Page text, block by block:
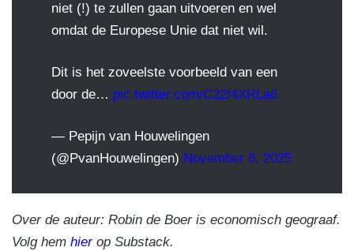
niet (!) te zullen gaan uitvoeren en wel
omdat de Europese Unie dat niet wil.
Dit is het zoveelste voorbeeld van een
door de… pic.twitter.com/C22f4XRLa6
— Pepijn van Houwelingen
(@PvanHouwelingen) November 6, 2025
Over de auteur: Robin de Boer is economisch geograaf.
Volg hem hierop Substack.